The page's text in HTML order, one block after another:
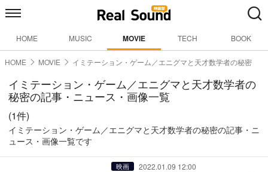
HOME MUSIC MOVIE TECH BOOK
HOME MOVIE イミテーション・ゲーム／エニグマと天才数学者の秘密
イミテーション・ゲーム／エニグマと天才数学者の
秘密の記事・ニュース・画像一覧
(1件)
イミテーション・ゲーム／エニグマと天才数学者の秘密の記事・ニ
ュース・画像一覧です
映画 2022.01.09 12:00